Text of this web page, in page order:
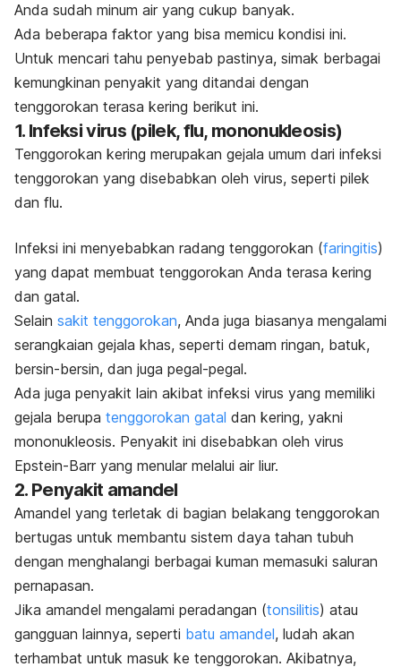
Anda sudah minum air yang cukup banyak.
Ada beberapa faktor yang bisa memicu kondisi ini.
Untuk mencari tahu penyebab pastinya, simak berbagai
kemungkinan penyakit yang ditandai dengan
tenggorokan terasa kering berikut ini.
1. Infeksi virus (pilek, flu, mononukleosis)
Tenggorokan kering merupakan gejala umum dari infeksi
tenggorokan yang disebabkan oleh virus, seperti pilek
dan flu.
Infeksi ini menyebabkan radang tenggorokan (faringitis)
yang dapat membuat tenggorokan Anda terasa kering
dan gatal.
Selain sakit tenggorokan, Anda juga biasanya mengalami
serangkaian gejala khas, seperti demam ringan, batuk,
bersin-bersin, dan juga pegal-pegal.
Ada juga penyakit lain akibat infeksi virus yang memiliki
gejala berupa tenggorokan gatal dan kering, yakni
mononukleosis. Penyakit ini disebabkan oleh virus
Epstein-Barr yang menular melalui air liur.
2. Penyakit amandel
Amandel yang terletak di bagian belakang tenggorokan
bertugas untuk membantu sistem daya tahan tubuh
dengan menghalangi berbagai kuman memasuki saluran
pernapasan.
Jika amandel mengalami peradangan (tonsilitis) atau
gangguan lainnya, seperti batu amandel, ludah akan
terhambat untuk masuk ke tenggorokan. Akibatnya,